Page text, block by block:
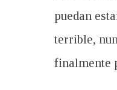
puedan
terrible,
finalmente